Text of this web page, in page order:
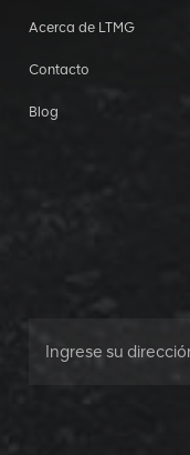
Acerca de LTMG
Contacto
Blog